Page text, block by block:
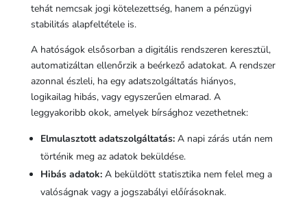
tehát nemcsak jogi kötelezettség, hanem a pénzügyi
stabilitás alapfeltétele is.
A hatóságok elsősorban a digitális rendszeren keresztül,
automatizáltan ellenőrzik a beérkező adatokat. A rendszer
azonnal észleli, ha egy adatszolgáltatás hiányos,
logikailag hibás, vagy egyszerűen elmarad. A
leggyakoribb okok, amelyek bírsághoz vezethetnek:
Elmulasztott adatszolgáltatás:A napi zárás után nem
történik meg az adatok beküldése.
Hibás adatok:A beküldött statisztika nem felel meg a
valóságnak vagy a jogszabályi előírásoknak.